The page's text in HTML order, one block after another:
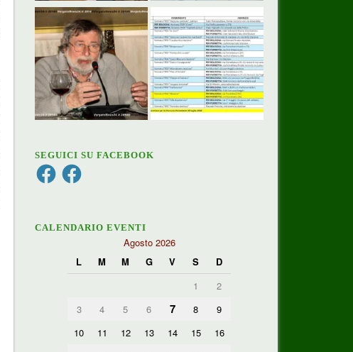
SEGUICI SU FACEBOOK
FacebookFacebook
CALENDARIO EVENTI
Agosto 2026
L
M M G V S
D
1
2
3
4 5 6 7 8
9
10
11 12 13 14 15
16